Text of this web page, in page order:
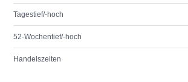
Tagestief/-hoch
52-Wochentief/-hoch
Handelszeiten